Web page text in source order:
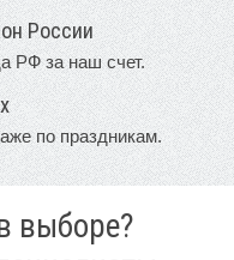
России
РФ за наш счет.
по праздникам.
выборе?